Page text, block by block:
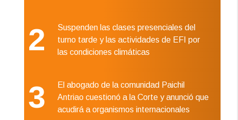
2
Suspenden las clases presenciales del
turno tarde y las actividades de EFI por
las condiciones climáticas
3
El abogado de la comunidad Paichil
Antriao cuestionó a la Corte y anunció que
acudirá a organismos internacionales